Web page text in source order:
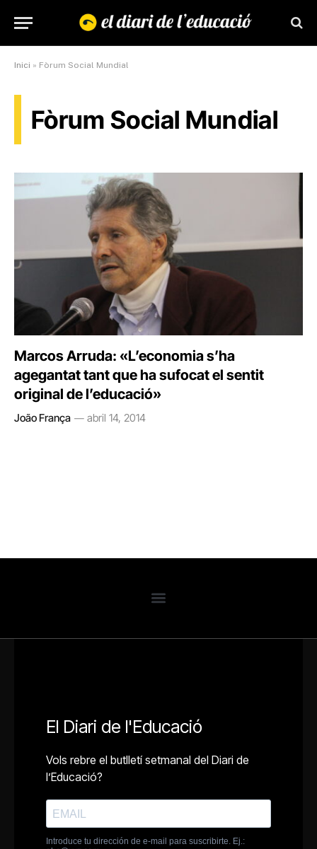
Inici » Fòrum Social Mundial
Fòrum Social Mundial
Marcos Arruda: «L’economia s’ha
agegantat tant que ha sufocat el sentit
original de l’educació»
João França abril 14, 2014